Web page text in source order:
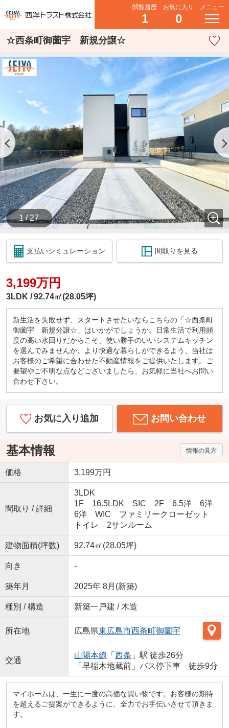
閲覧履歴
1
お気に入り
0
メニュー
☆西条町御薗宇 新規分譲☆
1 / 27
支払いシミュレーション 間取りを見る
3,199万円
3LDK 92.74㎡(28.05坪)
新生活を失敗せず、スタートさせたいならこちらの「☆西条町
御薗宇 新規分譲☆」はいかがでしょうか。日常生活で利用頻
度の高い水回りだからこそ、使い勝手のいいシステムキッチン
を選んでみませんか。より快適な暮らしができるよう、当社は
お客様のご希望に合わせた不動産情報をご提供いたします。ご
要望やご不明な点などございましたら、お気軽に当社へお問い
合わせ下さい。
お気に入り追加 お問い合わせ
基本情報 情報の見方
価格 3,199万円
間取り / 詳細
3LDK
1F 16.5LDK SIC 2F 6.5洋 6洋
6洋 WIC ファミリークローゼット
トイレ 2サンルーム
建物面積(坪数) 92.74㎡(28.05坪)
向き -
築年月 2025年 8月(新築)
種別 / 構造 新築一戸建 / 木造
所在地 広島県東広島市西条町御薗宇
交通
山陽本線 「 西条 」駅 徒歩26分
「早稲木地蔵前」バス停下車 徒歩9分
マイホームは、一生に一度の高価な買い物です。お客様の期待
を超えるご提案ができるように、全力でお手伝いさせて頂きま
す。